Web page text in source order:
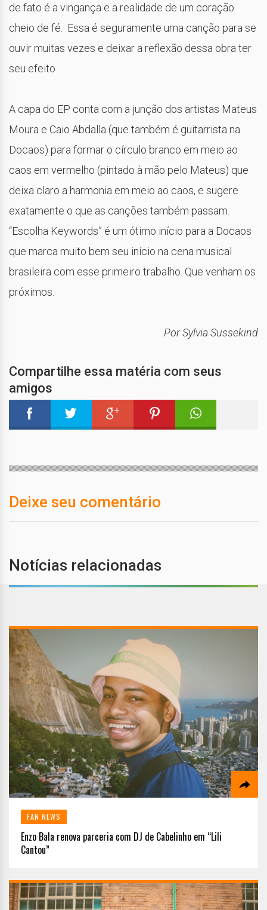
de fato é a vingança e a realidade de um coração
cheio de fé. Essa é seguramente uma canção para se
ouvir muitas vezes e deixar a reflexão dessa obra ter
seu efeito.
A capa do EP conta com a junção dos artistas Mateus
Moura e Caio Abdalla (que também é guitarrista na
Docaos) para formar o círculo branco em meio ao
caos em vermelho (pintado à mão pelo Mateus) que
deixa claro a harmonia em meio ao caos, e sugere
exatamente o que as canções também passam.
“Escolha Keywords” é um ótimo início para a Docaos
que marca muito bem seu início na cena musical
brasileira com esse primeiro trabalho. Que venham os
próximos.
Por Sylvia Sussekind
Compartilhe essa matéria com seus
amigos
Deixe seu comentário
Notícias relacionadas
FAN NEWS
Enzo Bala renova parceria com DJ de Cabelinho em “Lili
Cantou”